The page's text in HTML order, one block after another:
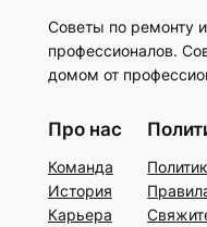
Советы по ремонту
профессионалов.
домом от
Про нас
Команда
История
Карьера